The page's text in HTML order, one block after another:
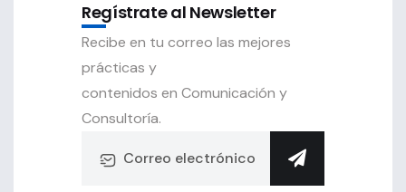
Regístrate al Newsletter
Recibe en tu correo las mejores
prácticas y
contenidos en Comunicación y
Consultoría.